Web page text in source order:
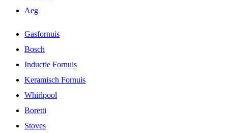
Aeg
Gasfornuis
Bosch
Inductie Fornuis
Keramisch Fornuis
Whirlpool
Boretti
Stoves